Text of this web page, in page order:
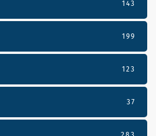
143
199
123
37